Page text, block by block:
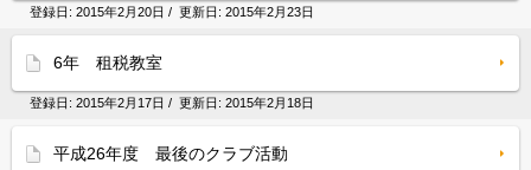
登録日: 2015年2月20日 / 更新日: 2015年2月23日
6年 租税教室
登録日: 2015年2月17日 / 更新日: 2015年2月18日
平成26年度 最後のクラブ活動